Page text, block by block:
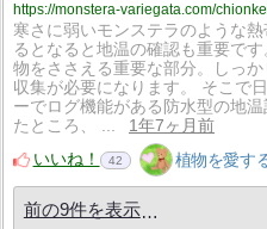
https://monstera-variegata.com/
寒さに弱いモンステラのような熱
るとなると地温の確認も重要で
物をささえる重要な部分。しっか
収集が必要になります。 そこで
ーでログ機能がある防水型の地
たところ、 ...
1年7ヶ月前
いいね！
42 植物を愛す
前の9件を表示